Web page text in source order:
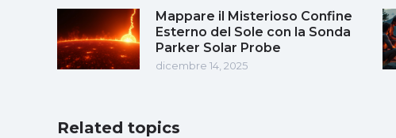
Mappare il Misterioso Confine
Esterno del Sole con la Sonda
Parker Solar Probe
dicembre 14, 2025
Related topics